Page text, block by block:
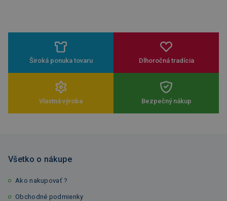
Široká ponuka tovaru Dlhoročná tradícia
Vlastná výroba Bezpečný nákup
Všetko o nákupe
Ako nakupovať ?
Obchodné podmienky